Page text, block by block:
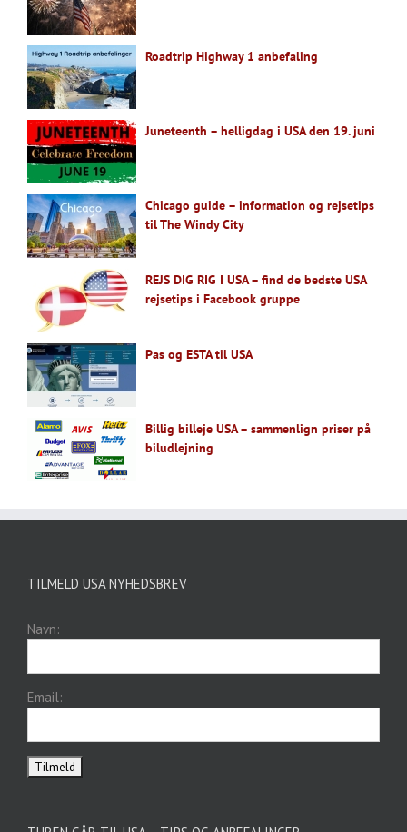
Roadtrip Highway 1 anbefaling
Juneteenth – helligdag i USA den 19. juni
Chicago guide – information og rejsetips
til The Windy City
REJS DIG RIG I USA – find de bedste USA
rejsetips i Facebook gruppe
Pas og ESTA til USA
Billig billeje USA – sammenlign priser på
biludlejning
TILMELD USA NYHEDSBREV
Navn:
Email: